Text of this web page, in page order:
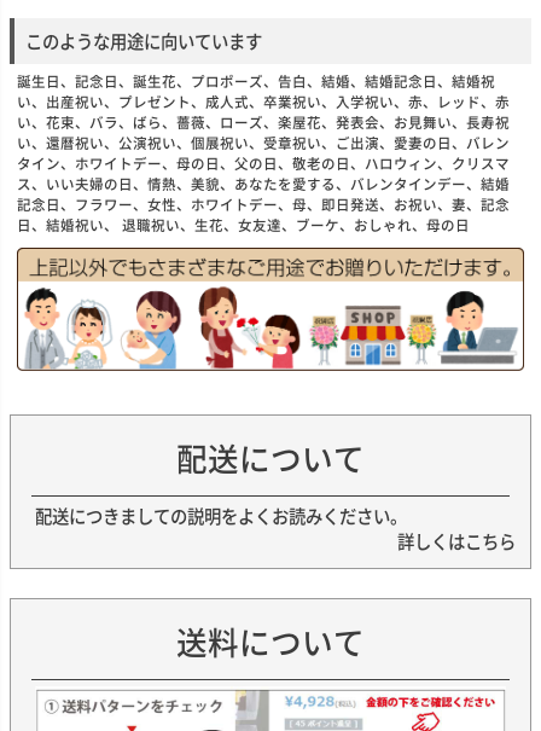
このような用途に向いています
誕生日、記念日、誕生花、プロポーズ、告白、結婚、結婚記念日、結婚祝
い、出産祝い、プレゼント、成人式、卒業祝い、入学祝い、赤、レッド、赤
い、花束、バラ、ばら、薔薇、ローズ、楽屋花、発表会、お見舞い、長寿祝
い、還暦祝い、公演祝い、個展祝い、受章祝い、ご出演、愛妻の日、バレン
タイン、ホワイトデー、母の日、父の日、敬老の日、ハロウィン、クリスマ
ス、いい夫婦の日、情熱、美貌、あなたを愛する、バレンタインデー、結婚
記念日、フラワー、女性、ホワイトデー、母、即日発送、お祝い、妻、記念
日、結婚祝い、 退職祝い、生花、女友達、ブーケ、おしゃれ、母の日
配送について
配送につきましての説明をよくお読みください。
詳しくはこちら
送料について